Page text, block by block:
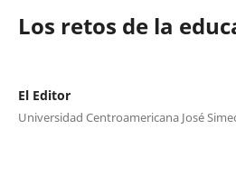
Los retos de la
El Editor
Universidad Centroamericana José